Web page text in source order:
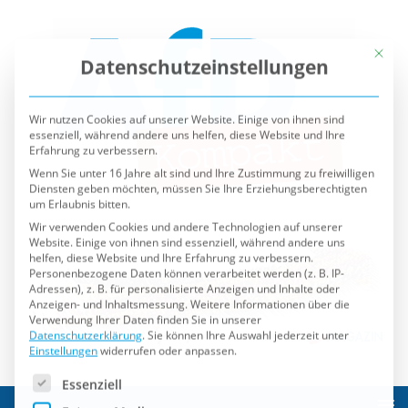
Datenschutzeinstellungen
Wir nutzen Cookies auf unserer Website. Einige von ihnen sind
Erfahrung zu verbessern.
Wenn Sie unter 16 Jahre alt sind und Ihre Zustimmung zu freiwilligen
um Erlaubnis bitten.
Wir verwenden Cookies und andere Technologien auf unserer
helfen, diese Website und Ihre Erfahrung zu verbessern.
Personenbezogene Daten können verarbeitet werden (z. B. IP-
Adressen), z. B. für personalisierte Anzeigen und Inhalte oder
Anzeigen- und Inhaltsmessung.Weitere Informationen über die
Verwendung Ihrer Daten finden Sie in unserer
Datenschutzerklärung.Sie können Ihre Auswahl jederzeit unter
Einstellungenwiderrufen oder anpassen.
Es folgt eine Liste der Service-Gruppen, für die eine
Essenziell
Externe Medien